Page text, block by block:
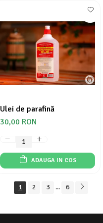
Ulei de parafină
30,00 RON
ADAUGA IN COS
1 2 3 ... 6